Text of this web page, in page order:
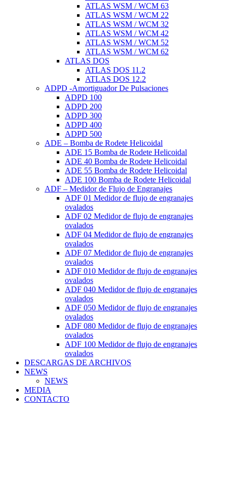
ATLAS WSM / WCM 63
ATLAS WSM / WCM 22
ATLAS WSM / WCM 32
ATLAS WSM / WCM 42
ATLAS WSM / WCM 52
ATLAS WSM / WCM 62
ATLAS DOS
ATLAS DOS 11.2
ATLAS DOS 12.2
ADPD -Amortiguador De Pulsaciones
ADPD 100
ADPD 200
ADPD 300
ADPD 400
ADPD 500
ADE – Bomba de Rodete Helicoidal
ADE 15 Bomba de Rodete Helicoidal
ADE 40 Bomba de Rodete Helicoidal
ADE 55 Bomba de Rodete Helicoidal
ADE 100 Bomba de Rodete Helicoidal
ADF – Medidor de Flujo de Engranajes
ADF 01 Medidor de flujo de engranajes
ovalados
ADF 02 Medidor de flujo de engranajes
ovalados
ADF 04 Medidor de flujo de engranajes
ovalados
ADF 07 Medidor de flujo de engranajes
ovalados
ADF 010 Medidor de flujo de engranajes
ovalados
ADF 040 Medidor de flujo de engranajes
ovalados
ADF 050 Medidor de flujo de engranajes
ovalados
ADF 080 Medidor de flujo de engranajes
ovalados
ADF 100 Medidor de flujo de engranajes
ovalados
DESCARGAS DE ARCHIVOS
NEWS
NEWS
MEDIA
CONTACTO